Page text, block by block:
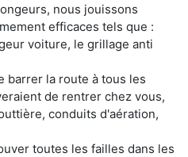
nous jouissons
efficaces tels que :
voiture, le grillage anti
barrer la route à tous les
de rentrer chez vous,
conduits d'aération,
toutes les failles dans les